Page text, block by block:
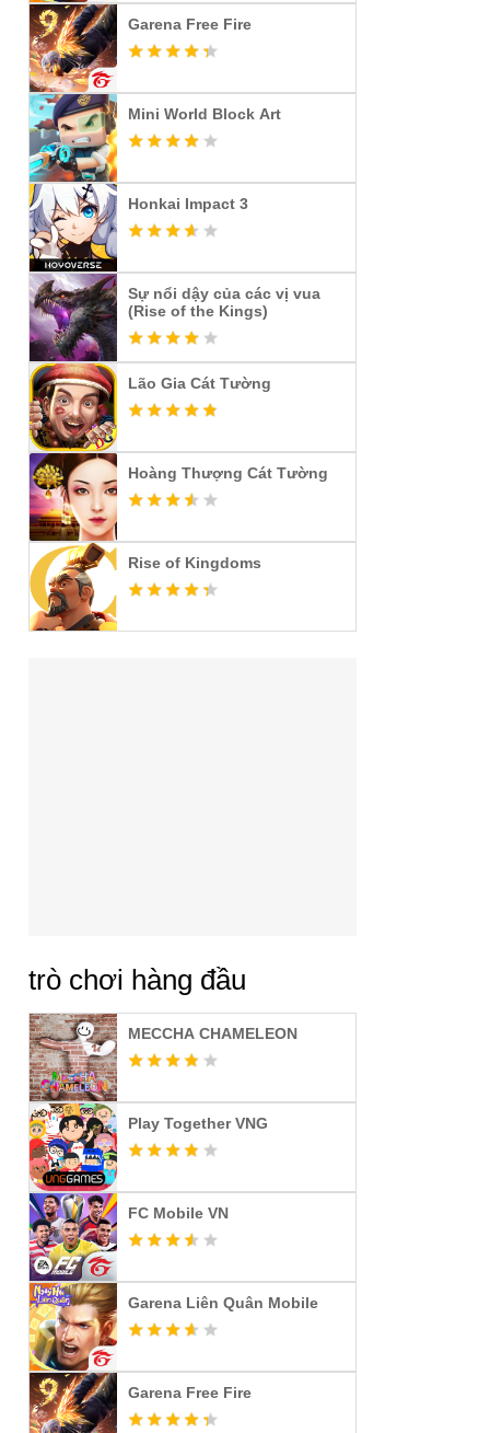
Garena Free Fire
Mini World Block Art
Honkai Impact 3
Sự nổi dậy của các vị vua
(Rise of the Kings)
Lão Gia Cát Tường
Hoàng Thượng Cát Tường
Rise of Kingdoms
trò chơi hàng đầu
MECCHA CHAMELEON
Play Together VNG
FC Mobile VN
Garena Liên Quân Mobile
Garena Free Fire